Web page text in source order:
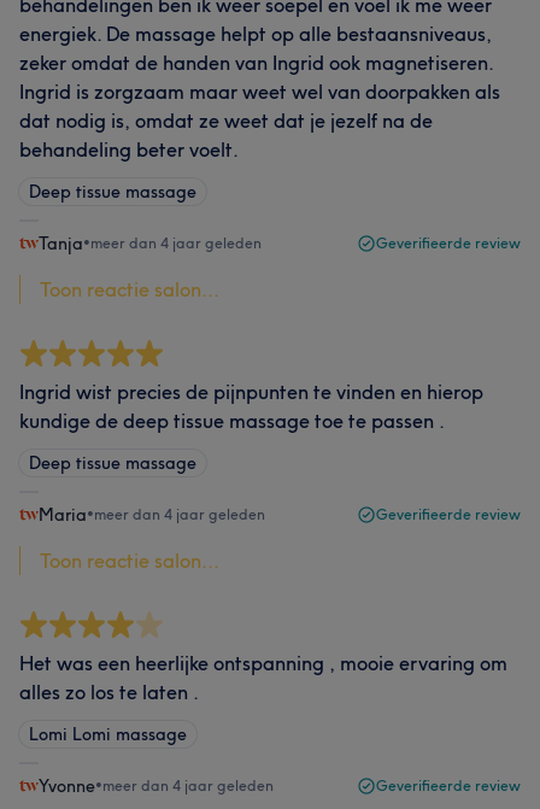
energiek. De massage helpt op alle bestaansniveaus,
zeker omdat de handen van Ingrid ook magnetiseren.
Ingrid is zorgzaam maar weet wel van doorpakken als
dat nodig is, omdat ze weet dat je jezelf na de
behandeling beter voelt.
Deep tissue massage
Tanja•meer dan 4 jaar geleden Geverifieerde review
Toon reactie salon...
Ingrid wist precies de pijnpunten te vinden en hierop
kundige de deep tissue massage toe te passen .
Deep tissue massage
Maria•meer dan 4 jaar geleden Geverifieerde review
Toon reactie salon...
Het was een heerlijke ontspanning , mooie ervaring om
alles zo los te laten .
Lomi Lomi massage
Yvonne•meer dan 4 jaar geleden Geverifieerde review